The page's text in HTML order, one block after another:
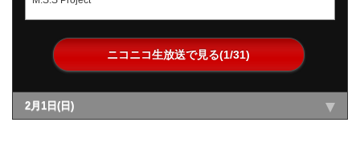
ニコニコ生放送で見る(1/31)
2月1日(日)